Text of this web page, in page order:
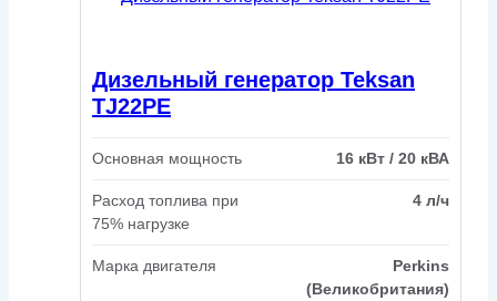
Дизельный генератор Teksan
TJ22PE
Основная мощность 16 кВт / 20 кВА
Расход топлива при
75% нагрузке
4 л/ч
Марка двигателя
Perkins
(Великобритания)